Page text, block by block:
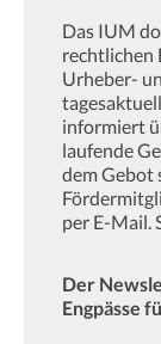
Das IUM
rechtlichen
Urheber-
informiert
laufende
dem
per E-Mail.
Der
Engpässe